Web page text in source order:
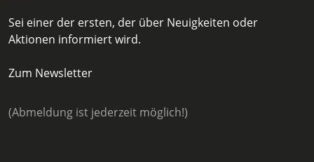
Sei einer der ersten, der über Neuigkeiten oder
Aktionen informiert wird.
Zum Newsletter
(Abmeldung ist jederzeit möglich!)